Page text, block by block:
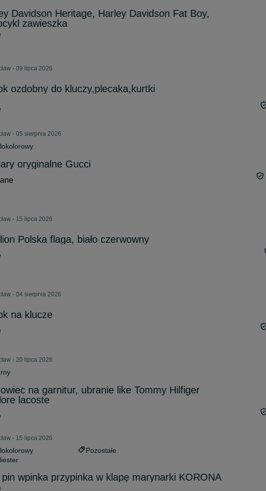
Davidson Heritage, Harley Davidson Fat Boy,
zawieszka
- 09 lipca 2026
ozdobny do kluczy,plecaka,kurtki
- 05 sierpnia 2026
oryginalne Gucci
- 15 lipca 2026
Polska flaga, biało czerwowny
- 04 sierpnia 2026
na klucze
- 20 lipca 2026
na garnitur, ubranie like Tommy Hilfiger
lacoste
- 15 lipca 2026
Pozostałe
pin wpinka przypinka w klapę marynarki KORONA